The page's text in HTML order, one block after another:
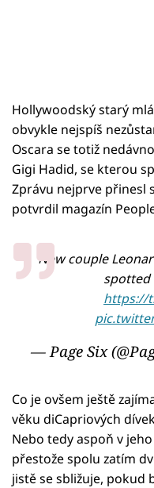
Hollywoodský starý
obvykle nejspíš
Oscara se totiž
Gigi Hadid, se kterou
Zprávu nejprve přinesl
potvrdil magazín
New couple
spotted
https://
— Page Six
Co je ovšem ještě
věku diCapriových
Nebo tedy aspoň v
přestože spolu zatím
jistě se sbližuje, pokud